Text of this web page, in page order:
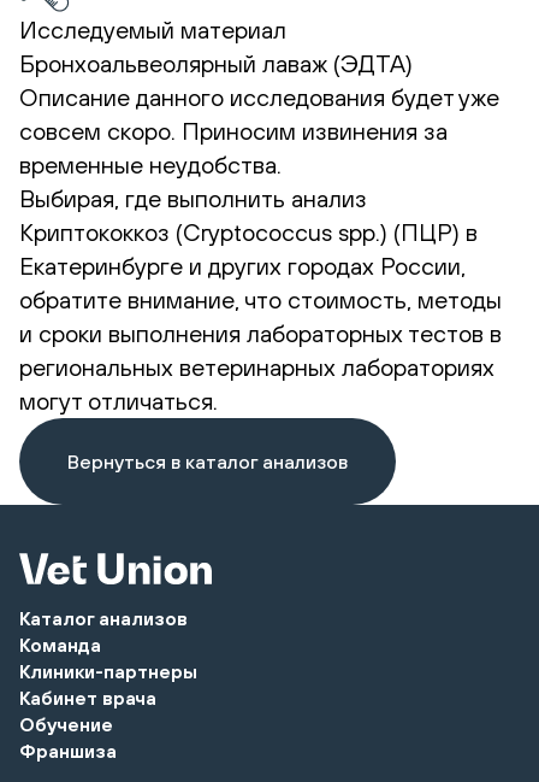
Исследуемый материал
Бронхоальвеолярный лаваж (ЭДТА)
Описание данного исследования будет уже
совсем скоро. Приносим извинения за
временные неудобства.
Выбирая, где выполнить анализ
Криптококкоз (Cryptococcus spp.) (ПЦР) в
Екатеринбурге и других городах России,
обратите внимание, что стоимость, методы
и сроки выполнения лабораторных тестов в
региональных ветеринарных лабораториях
могут отличаться.
Вернуться в каталог анализов
Каталог анализов
Команда
Клиники-партнеры
Кабинет врача
Обучение
Франшиза